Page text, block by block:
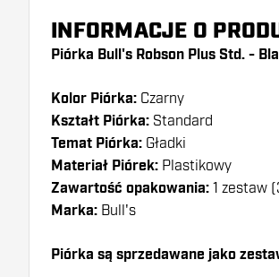
INFORMACJE O
Piórka Bull's Robson Plus Std. -
Kolor Piórka: Czarny
Kształt Piórka: Standard
Temat Piórka: Gładki
Materiał Piórek: Plastikowy
Zawartość opakowania: 1 zestaw
Marka: Bull's
Piórka są sprzedawane jako